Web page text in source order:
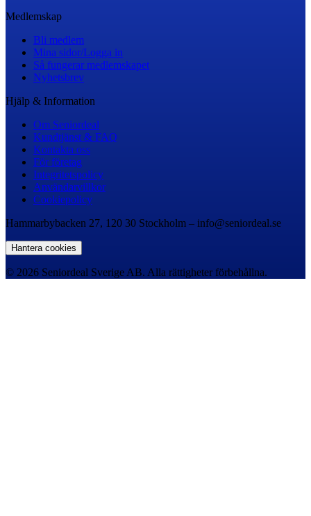
Medlemskap
Bli medlem
Mina sidor/Logga in
Så fungerar medlemskapet
Nyhetsbrev
Hjälp & Information
Om Seniordeal
Kundtjänst & FAQ
Kontakta oss
För företag
Integritetspolicy
Användarvillkor
Cookiepolicy
Hammarbybacken 27, 120 30 Stockholm – info@seniordeal.se
Hantera cookies
© 2026 Seniordeal Sverige AB. Alla rättigheter förbehållna.